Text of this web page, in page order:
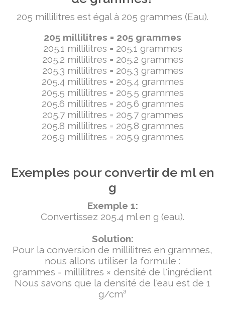
205 millilitres est égal à 205 grammes (Eau).
205 millilitres = 205 grammes
205.1 millilitres = 205.1 grammes
205.2 millilitres = 205.2 grammes
205.3 millilitres = 205.3 grammes
205.4 millilitres = 205.4 grammes
205.5 millilitres = 205.5 grammes
205.6 millilitres = 205.6 grammes
205.7 millilitres = 205.7 grammes
205.8 millilitres = 205.8 grammes
205.9 millilitres = 205.9 grammes
Exemples pour convertir de ml en
g
Exemple 1:
Convertissez 205.4 ml en g (eau).
Solution:
Pour la conversion de millilitres en grammes,
nous allons utiliser la formule :
grammes = millilitres × densité de l'ingrédient
Nous savons que la densité de l'eau est de 1
g/cm³